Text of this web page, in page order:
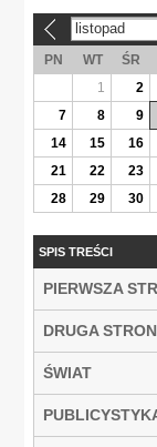
listopad
PN WT ŚR
1
2
7
8 9
14
15 16
21
22 23
28
29 30
SPIS TREŚCI
PIERWSZA
DRUGA
ŚWIAT